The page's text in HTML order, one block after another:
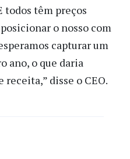
todos têm preços
o nosso com
capturar um
ano, o que daria
receita,” disse o CEO.